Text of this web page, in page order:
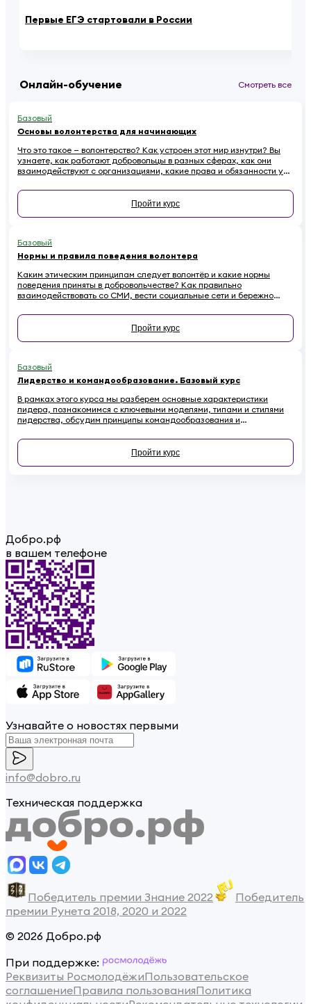
Первые ЕГЭ стартовали в России
Онлайн-обучение Смотреть все
Базовый
Основы волонтерства для начинающих
Что это такое — волонтерство? Как устроен этот мир изнутри? Вы
узнаете, как работают добровольцы в разных сферах, как они
взаимодействуют с организациями, какие права и обязанности у
распространенных ошибок.
Пройти курс
Базовый
Нормы и правила поведения волонтера
Каким этическим принципам следует волонтёр и какие нормы
поведения приняты в добровольчестве? Как правильно
взаимодействовать со СМИ, вести социальные сети и бережно
репутации? Если вы хотите стать осознанным и ответственным
волонтёром, этот онлайн-курс для вас.
Пройти курс
Базовый
Лидерство и командообразование. Базовый курс
В рамках этого курса мы разберем основные характеристики
лидера, познакомимся с ключевыми моделями, типами и стилями
лидерства, обсудим принципы командообразования и
лидерских качеств.
Пройти курс
Добро.рф
в вашем телефоне
Узнавайте о новостях первыми
info@dobro.ru
Техническая поддержка
Победитель премии Знание 2022
Победитель
премии Рунета 2018, 2020 и 2022
© 2026 Добро.рф
При поддержке:
Реквизиты РосмолодёжиПользовательское
соглашениеПравила пользованияПолитика